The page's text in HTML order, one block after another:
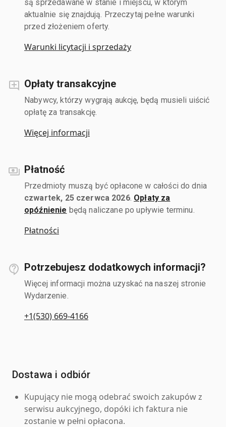
są sprzedawane w stanie i miejscu, w którym
aktualnie się znajdują. Przeczytaj pełne warunki
przed złożeniem oferty.
Warunki licytacji i sprzedaży
Opłaty transakcyjne
Nabywcy, którzy wygrają aukcję, będą musieli uiścić
opłatę za transakcję.
Więcej informacji
Płatność
Przedmioty muszą być opłacone w całości do dnia
czwartek, 25 czerwca 2026. Opłaty za
opóźnienie będą naliczane po upływie terminu.
Płatności
Potrzebujesz dodatkowych informacji?
Więcej informacji można uzyskać na naszej stronie
Wydarzenie.
+1(530) 669-4166
Dostawa i odbiór
Kupujący nie mogą odebrać swoich zakupów z
serwisu aukcyjnego, dopóki ich faktura nie
zostanie w pełni opłacona.